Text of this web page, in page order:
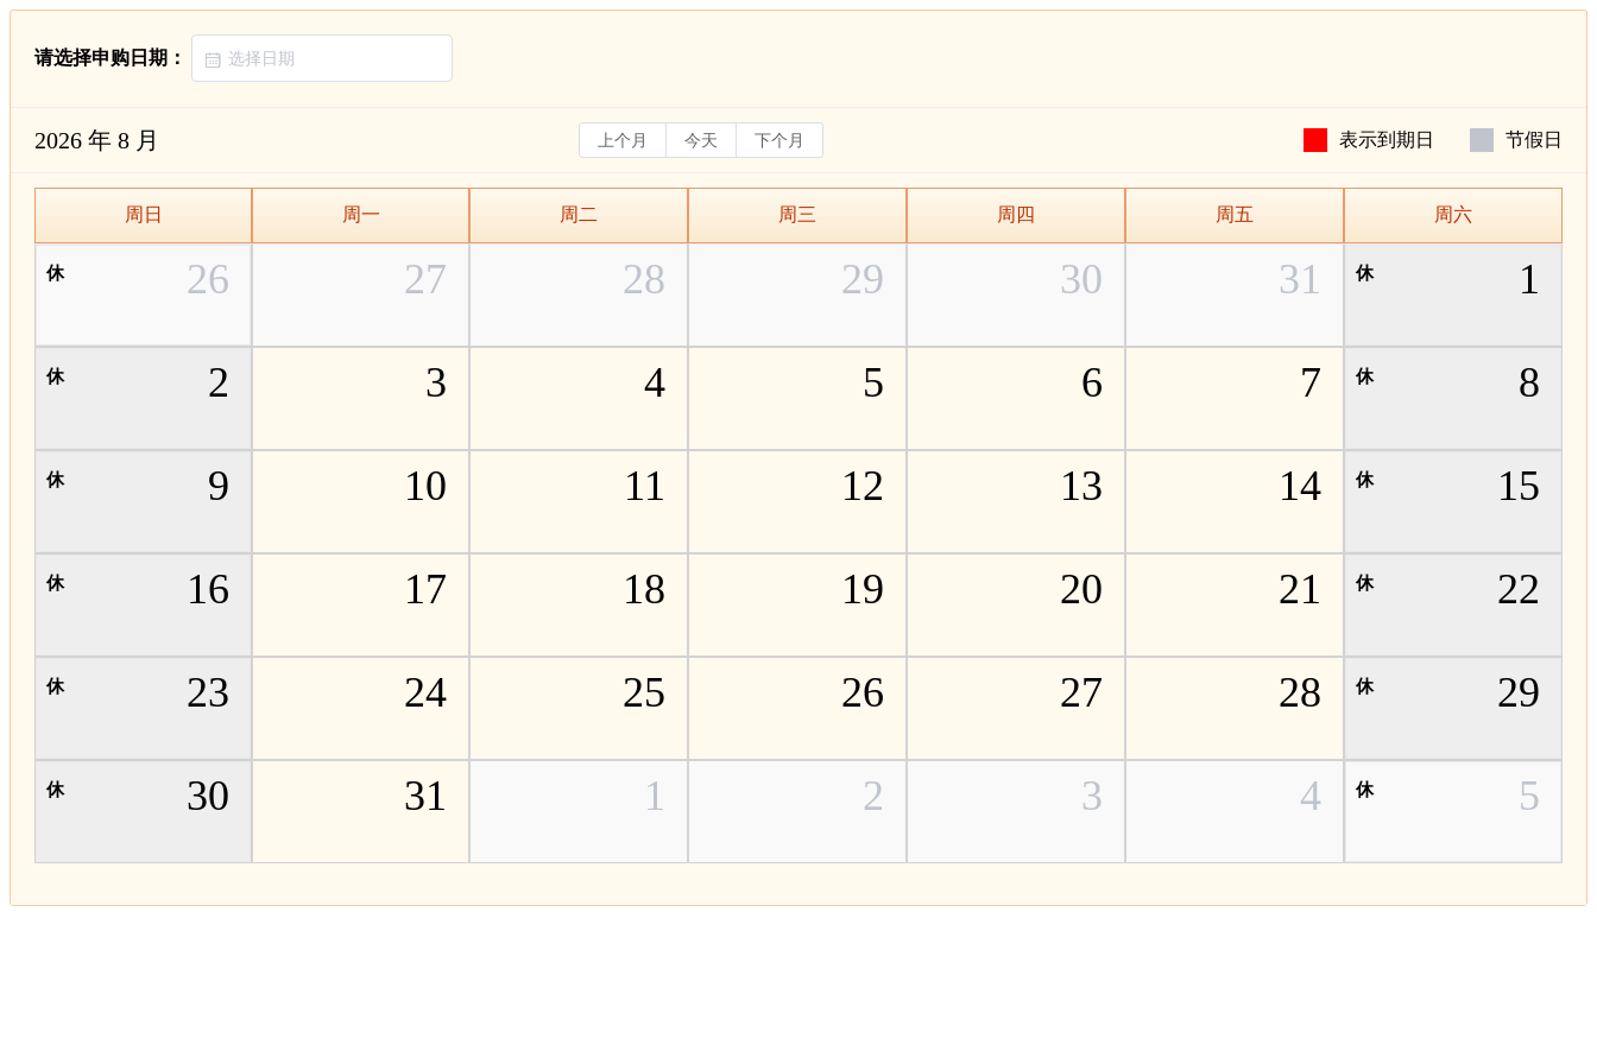
请选择申购日期：
2026 年 8 月 上个月 今天 下个月 表示到期日 节假日
周日 周一 周二 周三 周四 周五 周六
26 27 28 29 30 31 1
2 3 4 5 6 7 8
9 10 11 12 13 14 15
16 17 18 19 20 21 22
23 24 25 26 27 28 29
30 31 1 2 3 4 5